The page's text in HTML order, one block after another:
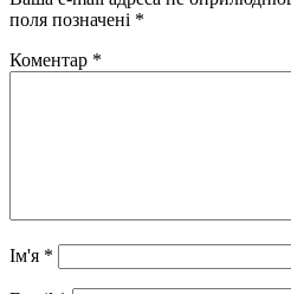
поля позначені *
Коментар *
Ім'я *